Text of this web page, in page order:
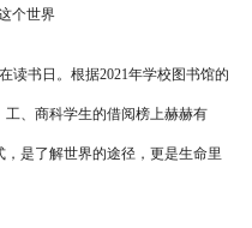
个世界
读书日。根据2021年学校图书馆的
工、商科学生的借阅榜上赫赫有
是了解世界的途径，更是生命里